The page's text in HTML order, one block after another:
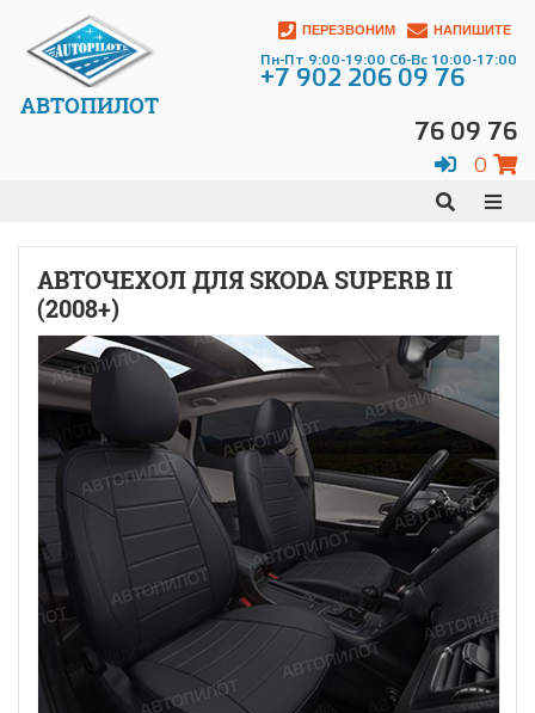
АВТОПИЛОТ
ПЕРЕЗВОНИМ НАПИШИТЕ
Пн-Пт 9:00-19:00 Сб-Вс 10:00-17:00
+7 902 206 09 76
76 09 76
0
АВТОЧЕХОЛ ДЛЯ SKODA SUPERB II
(2008+)